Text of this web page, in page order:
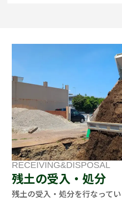
RECEIVING&DISPOSAL
残土の受入・処分
残土の受入・処分を行なって